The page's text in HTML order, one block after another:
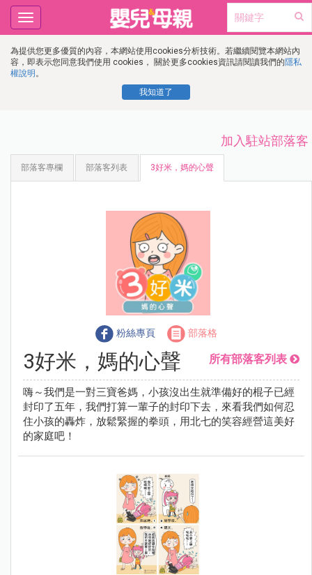
為提供您更多優質的內容，本網站使用cookies分析技術。若繼續閱覽本網站內
容，即表示您同意我們使用 cookies， 關於更多cookies資訊請閱讀我們的隱私
權說明 。
我知道了
Toggle
navigation
加入駐站部落客
部落客專欄 部落客列表 3好米，媽的心聲
粉絲專頁 部落格
3好米，媽的心聲 所有部落客列表
嗨～我們是一對三寶爸媽，小孩沒出生就準備好的棍子已經
封印了五年，我們打算一輩子的封印下去，來看我們如何忍
住小孩的轟炸，放鬆緊握的拳頭，用北七的笑容經營這美好
的家庭吧！